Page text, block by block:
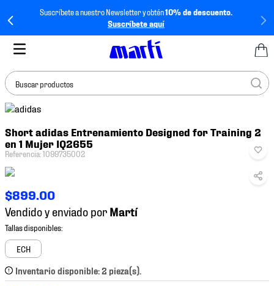
Suscríbete a nuestro Newsletter y obtén10% de descuento.
Suscríbete aquí
Buscar productos
Short adidas Entrenamiento Designed for Training 2
en 1 Mujer IQ2655
Referencia:1099735002
$899.00
Vendido y enviado por
ECH
Inventario disponible: 2 pieza(s).
BUSCADOS
1.
tenis mujer
2
3.
tenis
4.
tenis futbol
5.
jersey
6.
mochila
7.
mochilas